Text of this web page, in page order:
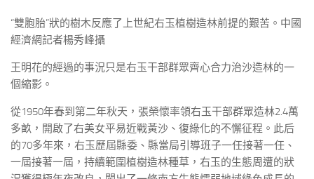
“雙胞胎”狀的樹木反應了上世紀右玉植樹造林前提的艱苦。中國
經濟網記者楊秀峰攝
王明花的經過的事況只是右玉干部群眾齊心合力治沙造林的一
個縮影。
從1950年春到第二年秋天，張榮懷率領右玉干部群眾造林2.4萬
多畝，開啟了右美女平易近戰黃沙、復綠化的不懈征程。此后
的70多年來，右玉歷屆縣委、縣當局引導班子一任接著一任、
一屆接著一屆，持續範圍植樹造林種草，右玉的生態周遭的狀